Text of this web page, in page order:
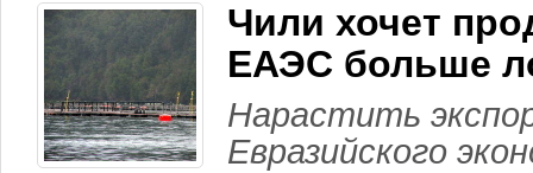
Чили хочет
ЕАЭС больше
Нарастить
Евразийского